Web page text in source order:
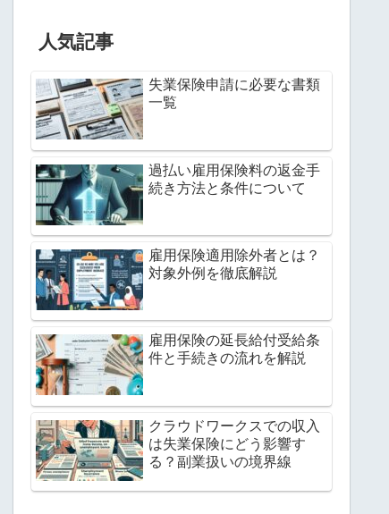
人気記事
失業保険申請に必要な書類
一覧
過払い雇用保険料の返金手
続き方法と条件について
雇用保険適用除外者とは？
対象外例を徹底解説
雇用保険の延長給付受給条
件と手続きの流れを解説
クラウドワークスでの収入
は失業保険にどう影響す
る？副業扱いの境界線